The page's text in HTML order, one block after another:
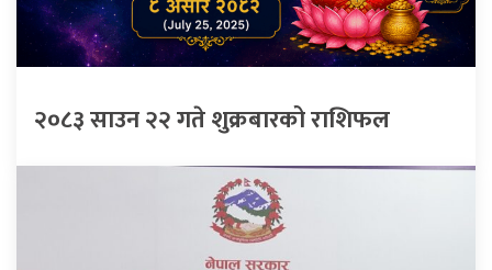
२०८३ साउन २२ गते शुक्रबारको राशिफल